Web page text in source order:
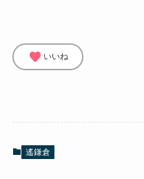
favorite いいね
遙鎌倉